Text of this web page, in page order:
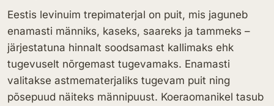
Eestis levinuim trepimaterjal on puit, mis jaguneb
enamasti männiks, kaseks, saareks ja tammeks –
järjestatuna hinnalt soodsamast kallimaks ehk
tugevuselt nõrgemast tugevamaks. Enamasti
valitakse astmematerjaliks tugevam puit ning
põsepuud näiteks männipuust. Koeraomanikel tasub